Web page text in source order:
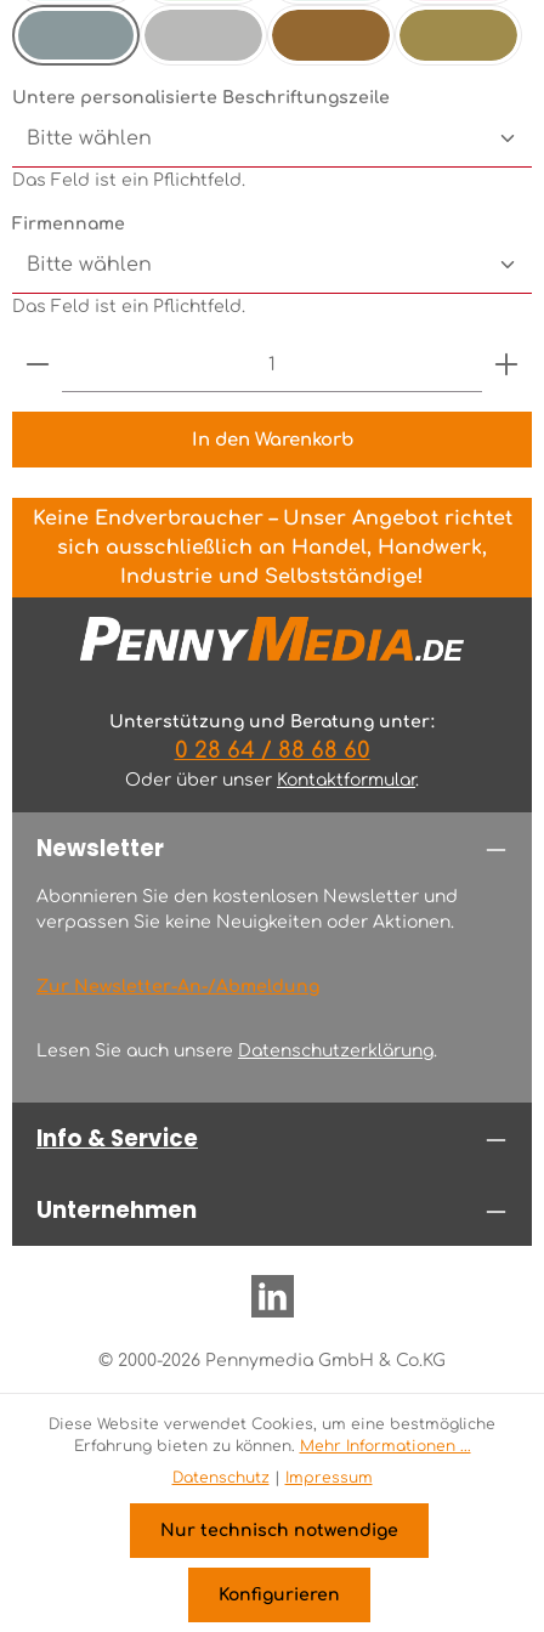
Mint Electricgreen Grün Pink
Untere personalisierte Beschriftungszeile
Das Feld ist ein Pflichtfeld.
Firmenname
Das Feld ist ein Pflichtfeld.
Produkt Anzahl: Gib den gewünschten Wert
In den Warenkorb
Keine Endverbraucher – Unser Angebot richtet
sich ausschließlich an Handel, Handwerk,
Industrie und Selbstständige!
Unterstützung und Beratung unter:
0 28 64 / 88 68 60
Oder über unser Kontaktformular.
Newsletter
Abonnieren Sie den kostenlosen Newsletter und
verpassen Sie keine Neuigkeiten oder Aktionen.
Zur Newsletter-An-/Abmeldung
Lesen Sie auch unsere Datenschutzerklärung.
Info & Service
Unternehmen
© 2000-2026 Pennymedia GmbH & Co.KG
Diese Website verwendet Cookies, um eine bestmögliche
Erfahrung bieten zu können. Mehr Informationen ...
Datenschutz| Impressum
Nur technisch notwendige
Konfigurieren